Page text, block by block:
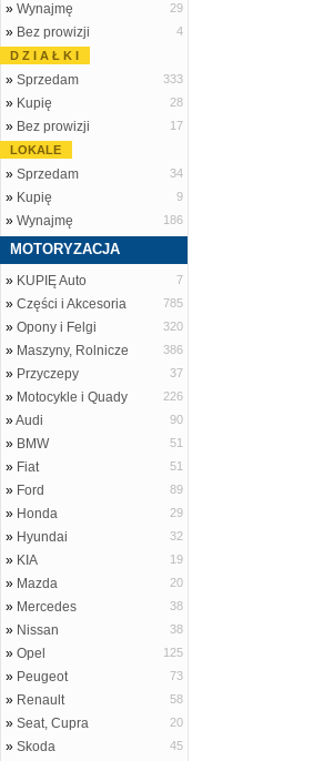
» Wynajmę 29
» Bez prowizji
4
D Z I A Ł K I
» Sprzedam 333
» Kupię 28
» Bez prowizji
17
LOKALE
» Sprzedam 34
» Kupię 9
» Wynajmę 186
MOTORYZACJA
» KUPIĘ Auto 7
» Części i Akcesoria 785
» Opony i Felgi 320
» Maszyny, Rolnicze 386
» Przyczepy 37
» Motocykle i Quady 226
»Audi 90
» BMW 51
» Fiat 51
» Ford 89
» Honda 29
» Hyundai 32
» KIA 19
» Mazda 20
» Mercedes 38
» Nissan 38
» Opel 125
» Peugeot 73
» Renault 58
» Seat, Cupra 20
» Skoda 45